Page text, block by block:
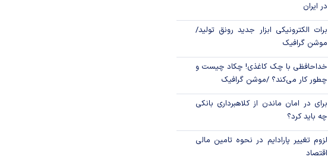
در ایران
برات الکترونیکی ابزار جدید رونق تولید/
موشن گرافیک
خداحافظی با چک کاغذی! چکاد چیست و
چطور کار می‌کند؟ /موشن گرافیک
برای در امان ماندن از کلاهبرداری بانکی
چه باید کرد؟
لزوم تغییر پارادایم در نحوه تامین مالی
اقتصاد